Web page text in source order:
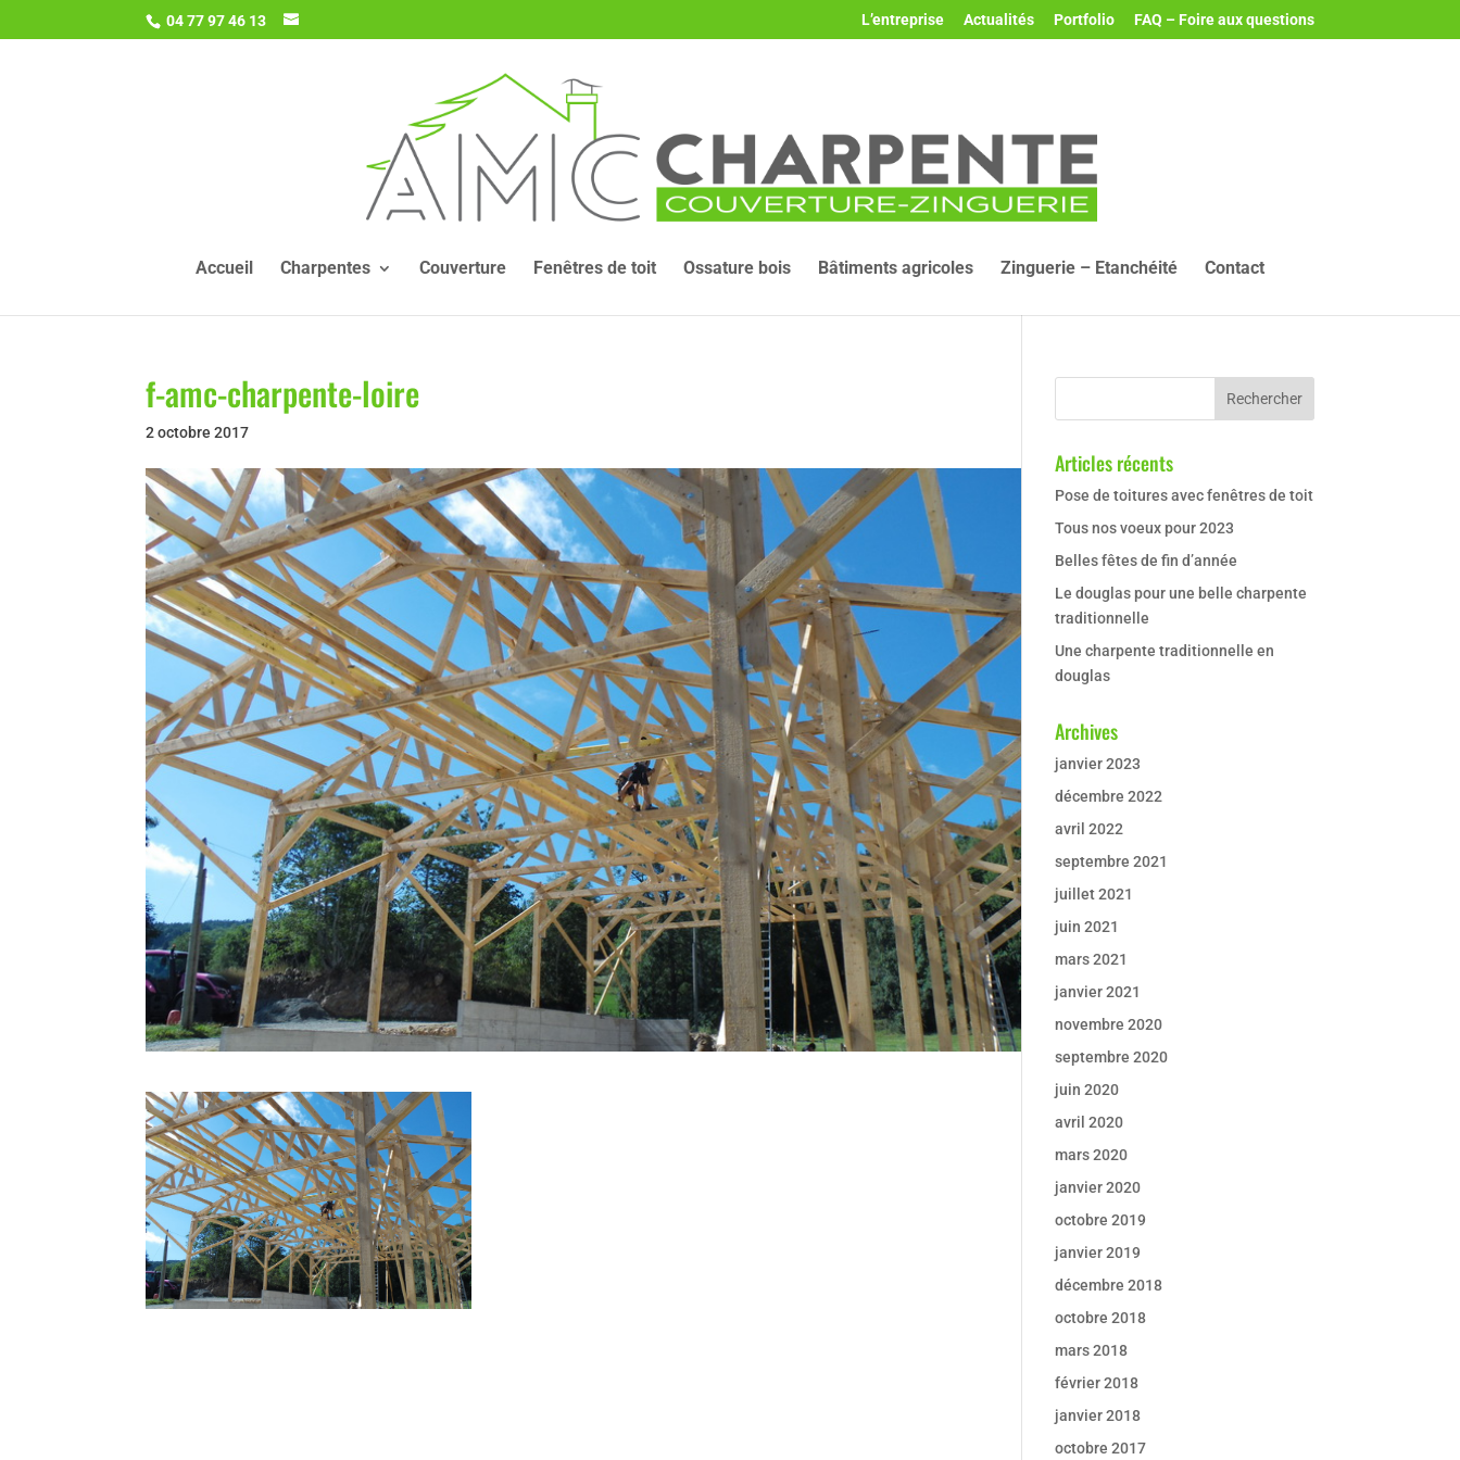
04 77 97 46 13 L’entreprise Actualités Portfolio FAQ – Foire aux questions
Accueil Charpentes Couverture Fenêtres de toit Ossature bois Bâtiments agricoles Zinguerie – Etanchéité Contact
f-amc-charpente-loire
2 octobre 2017
Articles récents
Pose de toitures avec fenêtres de toit
Tous nos voeux pour 2023
Belles fêtes de fin d’année
Le douglas pour une belle charpente
traditionnelle
Une charpente traditionnelle en
douglas
Archives
janvier 2023
décembre 2022
avril 2022
septembre 2021
juillet 2021
juin 2021
mars 2021
janvier 2021
novembre 2020
septembre 2020
juin 2020
avril 2020
mars 2020
janvier 2020
octobre 2019
janvier 2019
décembre 2018
octobre 2018
mars 2018
février 2018
janvier 2018
octobre 2017